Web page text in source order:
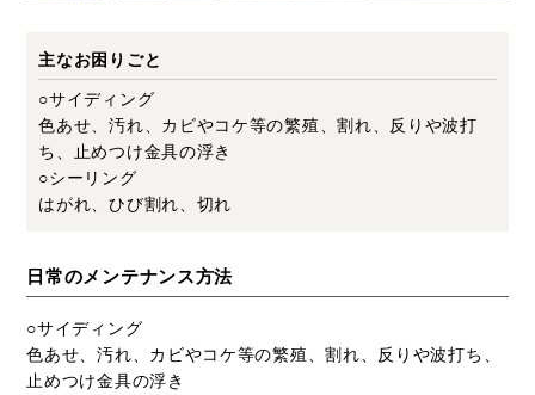
主なお困りごと
○サイディング
色あせ、汚れ、カビやコケ等の繁殖、割れ、反りや波打
ち、止めつけ金具の浮き
○シーリング
はがれ、ひび割れ、切れ
日常のメンテナンス方法
○サイディング
色あせ、汚れ、カビやコケ等の繁殖、割れ、反りや波打ち、
止めつけ金具の浮き